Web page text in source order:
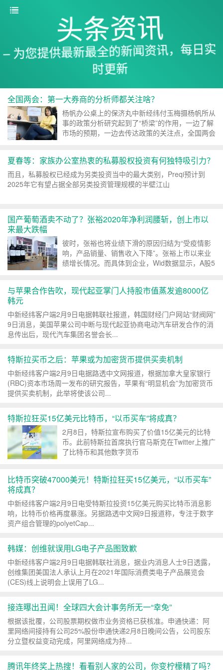
头条资讯
– 为您提供最新最全的新闻资讯，每日实
时更新
全国两会：第一大券商的分析师都关注啥？
杨帆办公桌上的保济丸中新经纬付玉梅摄杨帆所从
事的政策分析研究起到了“桥梁”的作用，一边了解
市场的预期，一边去传达政策的关注点，全国两会
夏春等：家族办公室热衷的私募股权投资有何独特吸引力？
而且，私募股权已经成为另类投资当中的最大类别，Preqi预计到
2025年它有望占据全部另类投资管理规模的半壁江山
国产葡萄酒卖不动了？张裕2020年净利润腰斩，创上市以
来最大跌幅
彼时，张裕也将业绩下滑的原因归结为“受疫情影
响，产品销量、销售收入下降”。张裕上市以来业
绩增长情况。而具体到企业，Wid数据显示，A股5
与苹果合作告吹，现代起亚掌门人持股市值蒸发逾8000亿
韩元
中新经纬客户端2月9日电据韩联社报道，韩国财经门户网站“财阀网”
9日消息，美国苹果公司中断与现代起亚协商电动汽车研发合作的消
息传出后，现代汽车集团名誉会长...
特斯拉买币之后：苹果或为加密货币提供买卖机制
中新经纬客户端2月9日电据路透中文网报道，根据加拿大皇家银行
(RBC)资本市场周一发布的研究报告，苹果有“明显机会”为加密货币
提供买卖机制，此举将使该公司...
特斯拉狂买15亿美元比特币，“以币买车”将成真？
2月8日，特斯拉宣布购买了价值15亿美元的比特
币。此前特斯拉首席执行官马斯克在Twitter上推广
了比特币和其他数字货币
比特币突破47000美元！特斯拉狂买15亿美元，“以币买车”
将成真？
中新经纬客户端2月9日电受特斯拉投资15亿美元购买比特币消息影
响，比特币价格再度暴涨。另据路透中文网9日报道称，专注于数字
资产组合管理的polyetCap...
韩媒：创维就误用LG电子产品图致歉
中新经纬客户端2月9日电据韩联社消息，据业内消息人士9日透露，
创维集团美国法人承认上月在2021年国际消费类电子产品展览会
(CES)线上说明会上误用了LG...
接连曝出丑闻！全球四大会计事务所无一“幸免”
根据该批覆，公司股票期权做市业务资格已获核准。申通快递：阿
里网络间接持有公司25%股份申通快递2月8日晚间公告，公司股东
分立暨权益变动完成，阿里网络成为持...
腾讯年终奖上热搜！看看别人家的公司，你变柠檬精了吗？